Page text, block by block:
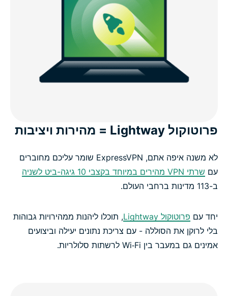
פרוטוקול Lightway = מהירות ויציבות
לא משנה איפה אתם, ExpressVPN שומר עליכם מחוברים
עם שרתי VPN מהירים במיוחד בקצבי 10 גיגה-ביט לשניה
ב-113 מדינות ברחבי העולם.
יחד עם פרוטוקול Lightway
, תוכלו ליהנות ממהירויות גבוהות
בלי לרוקן את הסוללה - עם צריכת נתונים יעילה וביצועים
אמינים גם במעבר בין Wi‑Fi לרשתות סלולריות.